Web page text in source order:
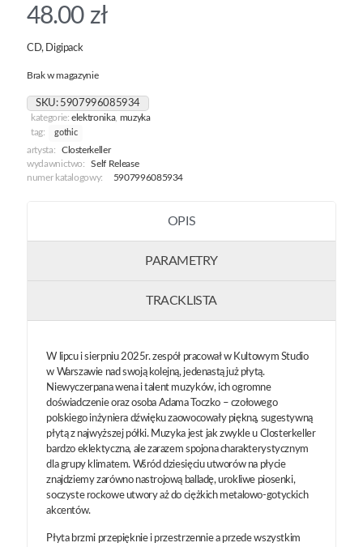
48.00 zł
CD, Digipack
Brak w magazynie
SKU: 5907996085934
kategorie:elektronika, muzyka
tag:
gothic
artysta:
Closterkeller
wydawnictwo:
Self Release
numer katalogowy:
5907996085934
OPIS
PARAMETRY
TRACKLISTA
W lipcu i sierpniu 2025r. zespół pracował w Kultowym Studio
w Warszawie nad swoją kolejną, jedenastą już płytą.
Niewyczerpana wena i talent muzyków, ich ogromne
doświadczenie oraz osoba Adama Toczko – czołowego
polskiego inżyniera dźwięku zaowocowały piękną, sugestywną
płytą z najwyższej półki. Muzyka jest jak zwykle u Closterkeller
bardzo eklektyczna, ale zarazem spojona charakterystycznym
dla grupy klimatem. Wśród dziesięciu utworów na płycie
znajdziemy zarówno nastrojową balladę, urokliwe piosenki,
soczyste rockowe utwory aż do ciężkich metalowo-gotyckich
akcentów.
Płyta brzmi przepięknie i przestrzennie a przede wszystkim